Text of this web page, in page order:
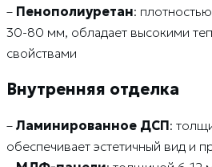
– Пенополиуретан:
30-80 мм, обладает высокими
свойствами
Внутренняя отделка
– Ламинированное ДСП:
обеспечивает эстетичный вид и